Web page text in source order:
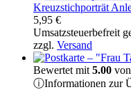
Kreuzstichporträt
5,95 €
Umsatzsteuerbefreit
zzgl. Versand
Bewertet mit 5.00
ⓘInformationen zur